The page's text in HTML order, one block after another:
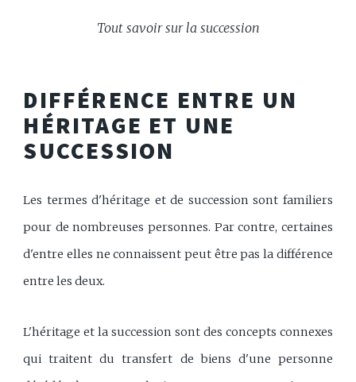
Tout savoir sur la succession
DIFFÉRENCE ENTRE UN
HÉRITAGE ET UNE
SUCCESSION
Les termes d'héritage et de succession sont familiers
pour de nombreuses personnes. Par contre, certaines
d'entre elles ne connaissent peut être pas la différence
entre les deux.
L'héritage et la succession sont des concepts connexes
qui traitent du transfert de biens d'une personne